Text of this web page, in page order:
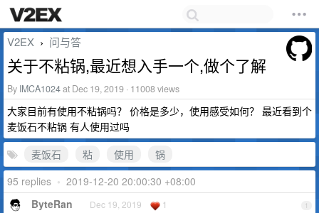
V2EX › 问与答
关于不粘锅,最近想入手一个,做个了解
By IMCA1024at Dec 19, 2019 · 11008 views
大家目前有使用不粘锅吗？ 价格是多少，使用感受如何？ 最近看到个
麦饭石不粘锅 有人使用过吗
麦饭石
粘 使用
锅
95 replies • 2019-12-20 20:00:30 +08:00
1
ByteRan Dec 19, 2019 1